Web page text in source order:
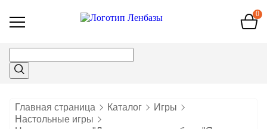
Открыть
0
Главная страница Каталог
Игры
Настольные игры